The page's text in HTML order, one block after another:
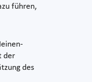
führen,
der
des